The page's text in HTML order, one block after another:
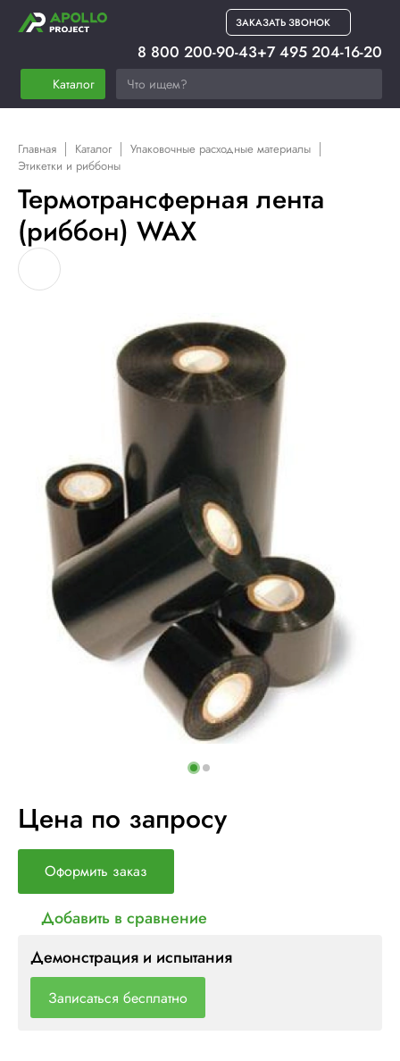
ЗАКАЗАТЬ ЗВОНОК
Каталог
8 800 200-90-43+7 495 204-16-20
Главная Каталог
Упаковочные расходные материалы
Этикетки и риббоны
Термотрансферная лента
(риббон) WAX
Цена по запросу
Оформить заказ
Добавить в сравнение
Демонстрация и испытания
Записаться бесплатно